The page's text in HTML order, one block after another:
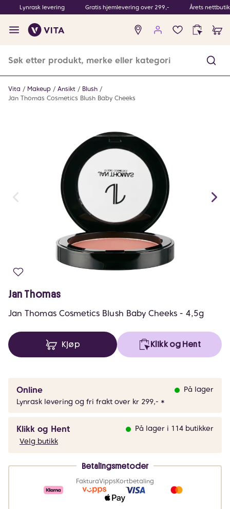
Lynrask levering Gratis hjemlevering over 299,- Årets
Ingen
produkter
Vita Makeup Ansikt
Blush
Jan Thomas Cosmetics Blush Baby Cheeks
Jan Thomas
Jan Thomas Cosmetics Blush Baby Cheeks - 4,5g
Kjøp Klikk og Hent
Online
På lager
Lynrask levering og fri frakt over kr 299,- *
Klikk og Hent
På lager i 114 butikker
Velg butikk
Betalingsmetoder
FakturaVippsKortbetaling